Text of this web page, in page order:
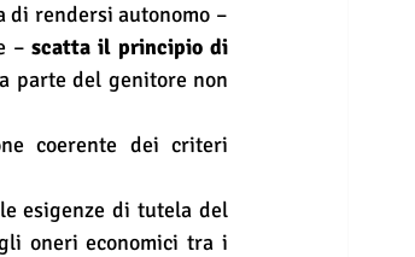
di rendersi autonomo –
– scatta il principio di
parte del genitore non
coerente dei criteri
esigenze di tutela del
oneri economici tra i